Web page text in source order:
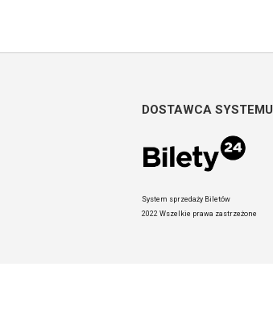
DOSTAWCA SYSTEMU
System sprzedaży Biletów
2022 Wszelkie prawa zastrzeżone